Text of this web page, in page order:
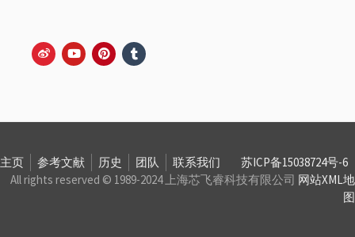
主页 参考文献 历史 团队 联系我们
苏ICP备15038724号-6
All rights reserved © 1989-2024 上海芯飞睿科技有限公司 网站XML地
图